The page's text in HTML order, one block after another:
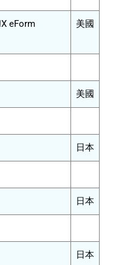
eForm
美國
美國
日本
日本
日本